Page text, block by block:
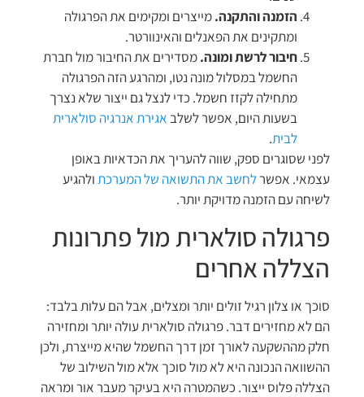
הזמנה והתקנה.מייצרים ומקימים את הפרגולה
ומתקינים את הפאנלים והאינוורטר.
חיבור לרשת ומונה.מסדירים את החיבור מול חברת
החשמל במסלול מונה נטו, ומהרגע הזה הפרגולה
מתחילה לקזז חשמל. כדי לנצל גם ייצור שלא נצרך
בשעות היום, אפשר לשלבאגירת אנרגיה סולארית
לבית.
לפני שסוגרים ספק, שווה להעריך את הכדאיות באופן
עצמאי. אפשרלחשב את התשואה של המערכתולהגיע
לשיחה עם הזמנה מדויקת יותר.
פרגולה סולארית מול פתרונות
הצללה אחרים
סוכך או צלון רגיל זולים יותר ומצלים, אבל הם עלות בלבד:
הם לא מחזירים דבר. פרגולה סולארית עולה יותר ומחזירה
חלק מההשקעה לאורך זמן דרך החשמל שהיא מייצרת, ולכן
ההשוואה הנכונה היא לא מול סוכך אלא מול השילוב של
הצללה פלוס ייצור. כשהמטרה היא בעיקר מעבר אור ומראה